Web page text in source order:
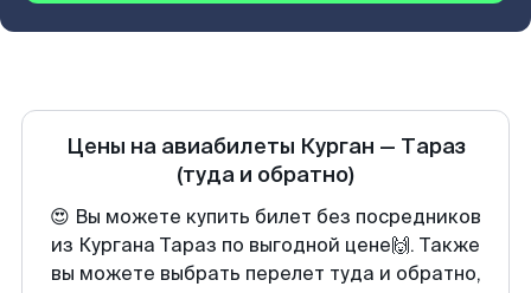
Цены на авиабилеты Курган — Тараз
(туда и обратно)
😍 Вы можете купить билет без посредников
из Кургана Тараз по выгодной цене🙌. Также
вы можете выбрать перелет туда и обратно,